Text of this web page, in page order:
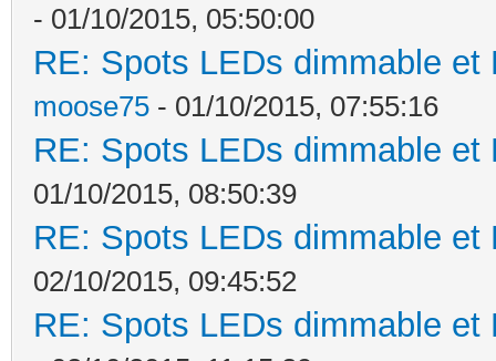
- 01/10/2015, 05:50:00
RE: Spots LEDs dimmable
moose75 - 01/10/2015, 07:55:16
RE: Spots LEDs dimmable
01/10/2015, 08:50:39
RE: Spots LEDs dimmable
02/10/2015, 09:45:52
RE: Spots LEDs dimmable